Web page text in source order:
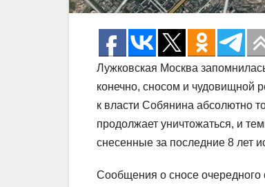
Лужковская Москва
конечно, сносом и чудовищной
к власти Собянина абсолютно
продолжает уничтожаться, и
снесенные за последние 8 лет
Сообщения о сносе очередного